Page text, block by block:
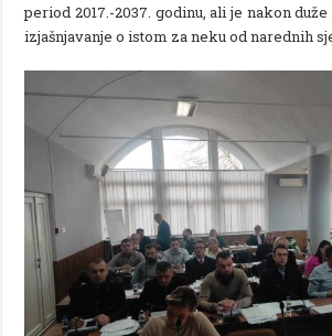
period 2017.-2037. godinu, ali je nakon
izjašnjavanje o istom za neku od narednih